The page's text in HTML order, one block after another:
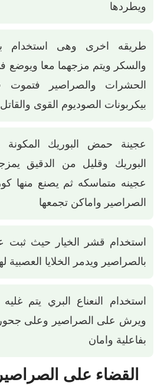
ويطردها
طريقه اخرى وهى استخدام
والسكر ويتم مزجهما معا
الحشرات والصراصير فتموت
بيكربونات الصوديوم القوى
عجينة حمض البوريك
البوريك وقليل من الدقيق
عجينه متماسكه ثم يصنع منها
الصراصير واماكن تجمعها
استخدام قشر الخيار حيث ثبت
بالصراصير ويدمر الخلايا العصبية
استخدام النعناع البري يتم
ويرش على الصراصير وعلى
بفاعلية وامان
القضاء على